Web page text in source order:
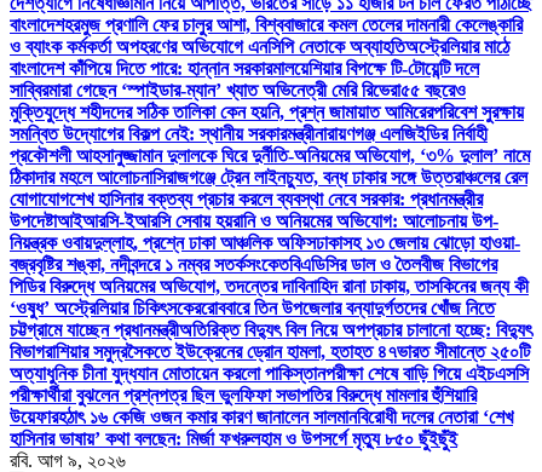
বাংলাদেশহরমুজ প্রণালি ফের চালুর আশা, বিশ্ববাজারে কমল তেলের দামনারী কেলেঙ্কারি
ও ব্যাংক কর্মকর্তা অপহরণের অভিযোগে এনসিপি নেতাকে অব্যাহতিঅস্ট্রেলিয়ার মাঠে
বাংলাদেশ কাঁপিয়ে দিতে পারে: হান্নান সরকারমালয়েশিয়ার বিপক্ষে টি-টোয়েন্টি দলে
সাব্বিরমারা গেছেন ‘স্পাইডার-ম্যান’ খ্যাত অভিনেত্রী মেরি রিভেরা৫৫ বছরেও
মুক্তিযুদ্ধে শহীদদের সঠিক তালিকা কেন হয়নি, প্রশ্ন জামায়াত আমিরেরপরিবেশ সুরক্ষায়
সমন্বিত উদ্যোগের বিকল্প নেই: স্থানীয় সরকারমন্ত্রীনারায়ণগঞ্জ এলজিইডির নির্বাহী
প্রকৌশলী আহসানুজ্জামান দুলালকে ঘিরে দুর্নীতি-অনিয়মের অভিযোগ, ‘৩% দুলাল’ নামে
ঠিকাদার মহলে আলোচনাসিরাজগঞ্জে ট্রেন লাইনচ্যুত, বন্ধ ঢাকার সঙ্গে উত্তরাঞ্চলের রেল
যোগাযোগশেখ হাসিনার বক্তব্য প্রচার করলে ব্যবস্থা নেবে সরকার: প্রধানমন্ত্রীর
উপদেষ্টাআইআরসি-ইআরসি সেবায় হয়রানি ও অনিয়মের অভিযোগ: আলোচনায় উপ-
নিয়ন্ত্রক ওবায়দুল্লাহ, প্রশ্নে ঢাকা আঞ্চলিক অফিসঢাকাসহ ১৩ জেলায় ঝোড়ো হাওয়া-
বজ্রবৃষ্টির শঙ্কা, নদীবন্দরে ১ নম্বর সতর্কসংকেতবিএডিসির ডাল ও তৈলবীজ বিভাগের
পিডির বিরুদ্ধে অনিয়মের অভিযোগ, তদন্তের দাবিনাহিদ রানা ঢাকায়, তাসকিনের জন্য কী
‘ওষুধ’ অস্ট্রেলিয়ার চিকিৎসকেররোববারে তিন উপজেলার বন্যাদুর্গতদের খোঁজ নিতে
চট্টগ্রামে যাচ্ছেন প্রধানমন্ত্রীঅতিরিক্ত বিদ্যুৎ বিল নিয়ে অপপ্রচার চালানো হচ্ছে: বিদ্যুৎ
বিভাগরাশিয়ার সমুদ্রসৈকতে ইউক্রেনের ড্রোন হামলা, হতাহত ৪৭ভারত সীমান্তে ২৫০টি
অত্যাধুনিক চীনা যুদ্ধযান মোতায়েন করলো পাকিস্তানপরীক্ষা শেষে বাড়ি গিয়ে এইচএসসি
পরীক্ষার্থীরা বুঝলেন প্রশ্নপত্র ছিল ভুলফিফা সভাপতির বিরুদ্ধে মামলার হুঁশিয়ারি
উয়েফারহঠাৎ ১৬ কেজি ওজন কমার কারণ জানালেন সালমানবিরোধী দলের নেতারা ‘শেখ
হাসিনার ভাষায়’ কথা বলছেন: মির্জা ফখরুলহাম ও উপসর্গে মৃত্যু ৮৫০ ছুঁইছুঁই
রবি. আগ ৯, ২০২৬